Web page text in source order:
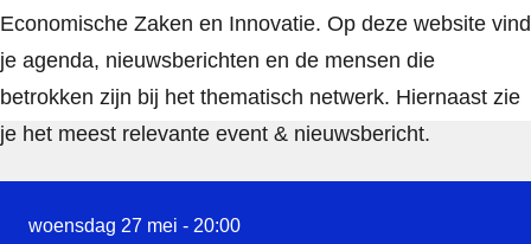
Economische Zaken en Innovatie. Op deze website vind
je agenda, nieuwsberichten en de mensen die
betrokken zijn bij het thematisch netwerk. Hiernaast zie
je het meest relevante event & nieuwsbericht.
woensdag 27 mei - 20:00